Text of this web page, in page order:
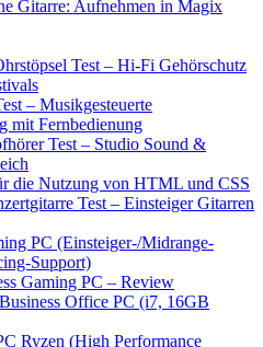
Gitarre: Aufnehmen in Magix
Test – Hi-Fi Gehörschutz
– Musikgesteuerte
mit Fernbedienung
Test – Studio Sound &
die Nutzung von HTML und CSS
Test – Einsteiger Gitarren
PC (Einsteiger-/Midrange-
Support)
Gaming PC – Review
Office PC (i7, 16GB
Ryzen (High Performance